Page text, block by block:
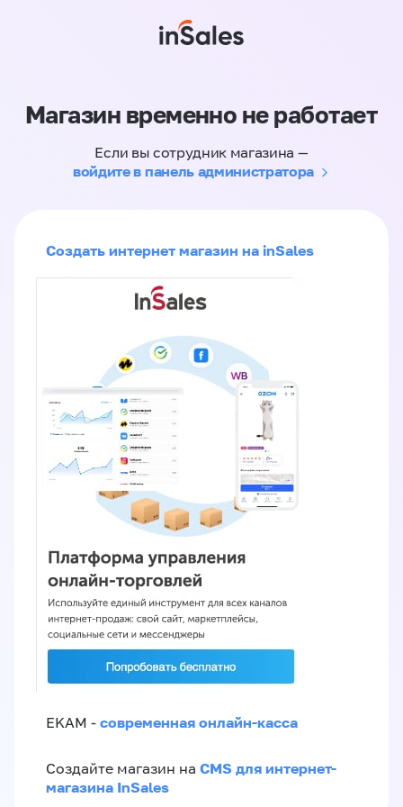
Магазин временно не работает
Если вы сотрудник магазина —
войдите в панель администратора
Создать интернет магазин на inSales
EKAM - современная онлайн-касса
Создайте магазин на CMS для интернет-
магазина InSales